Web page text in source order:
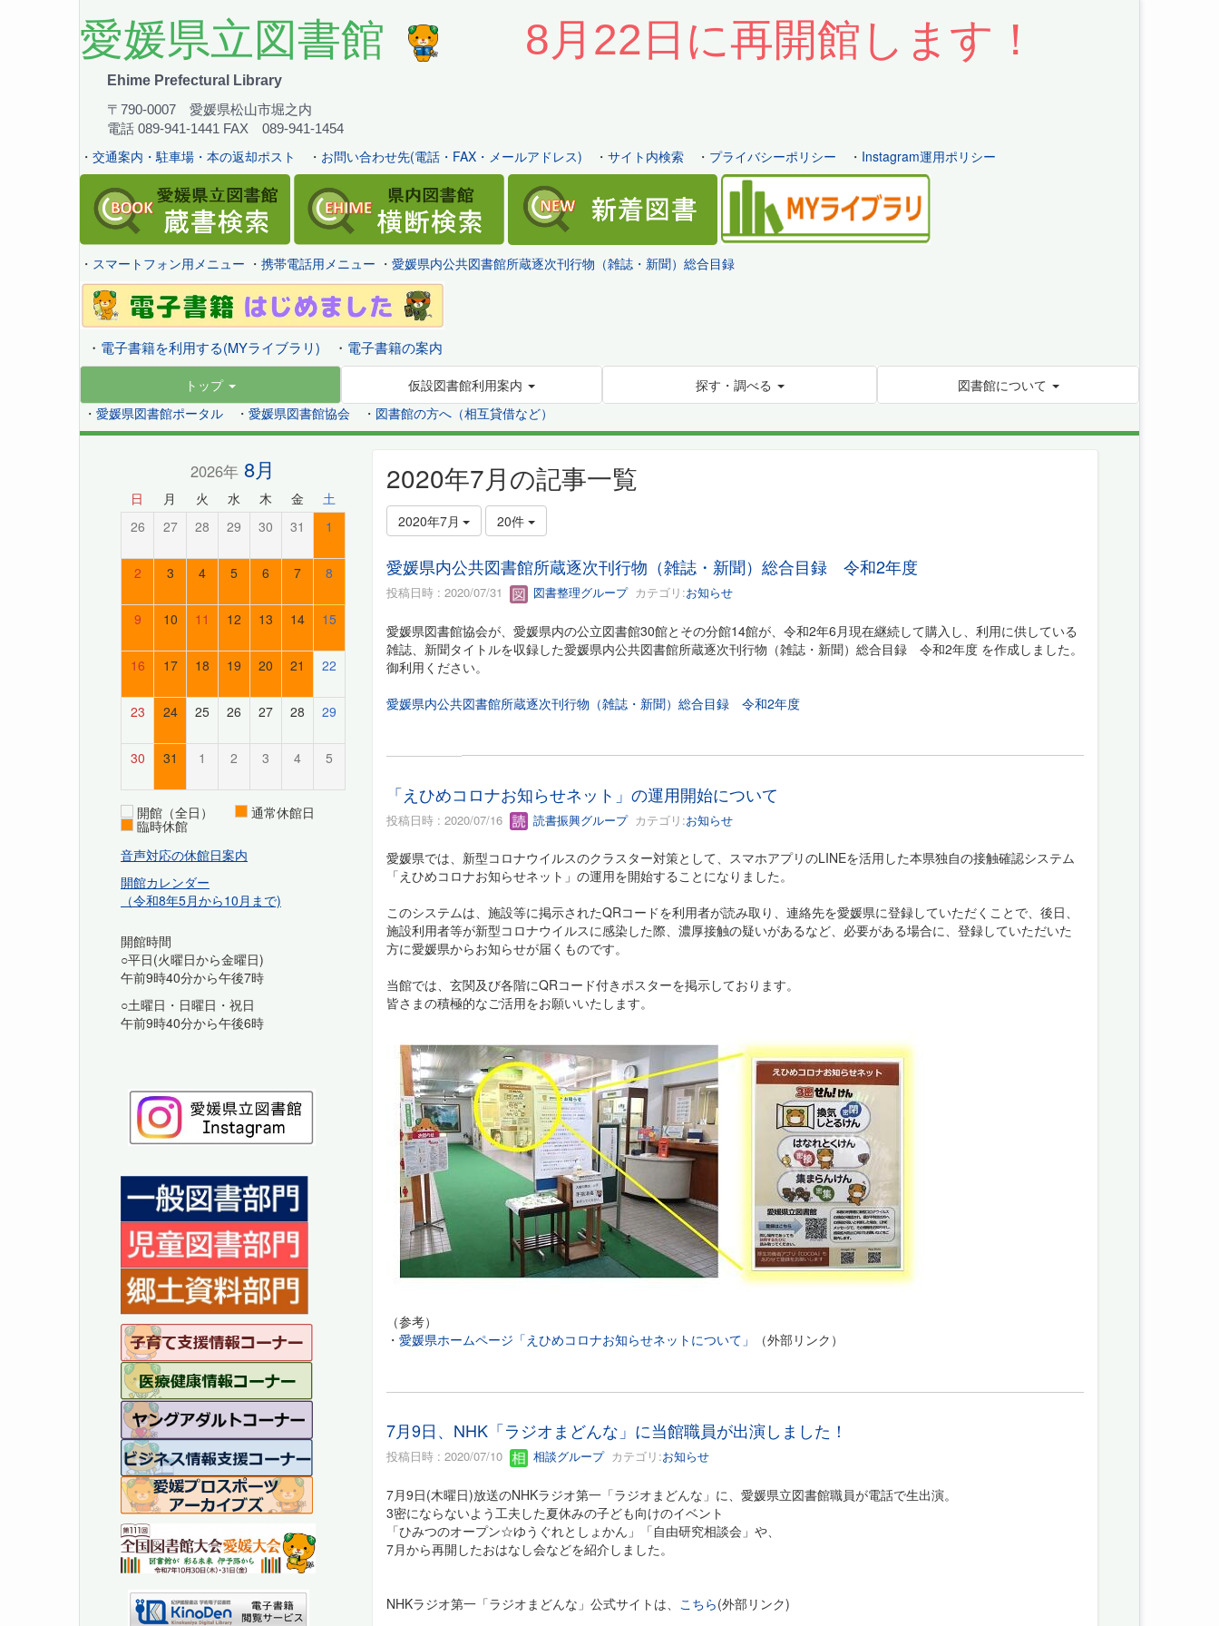
愛媛県立図書館 8月22日に再開館します！
Ehime Prefectural Library
〒790-0007 愛媛県松山市堀之内
電話 089-941-1441 FAX 089-941-1454
・ 交通案内・駐車場・本の返却ポスト ・ お問い合わせ先(電話・FAX・メールアドレス) ・ サイト内検索 ・ プライバシーポリシー ・ Instagram運用ポリシー
・ スマートフォン用メニュー ・ 携帯電話用メニュー ・ 愛媛県内公共図書館所蔵逐次刊行物（雑誌・新聞）総合目録
・ 電子書籍を利用する(MYライブラリ) ・ 電子書籍の案内
トップ 仮設図書館利用案内 探す・調べる
図書館について
・ 愛媛県図書館ポータル ・ 愛媛県図書館協会 ・ 図書館の方へ（相互貸借など）
2020年7月の記事一覧
2020年7月 20件
愛媛県内公共図書館所蔵逐次刊行物（雑誌・新聞）総合目録 令和2年度
投稿日時 : 2020/07/31 図書整理グループカテゴリ:お知らせ
愛媛県図書館協会が、愛媛県内の公立図書館30館とその分館14館が、令和2年6月現在継続して購入し、利用に供している
雑誌、新聞タイトルを収録した愛媛県内公共図書館所蔵逐次刊行物（雑誌・新聞）総合目録 令和2年度 を作成しました。
御利用ください。
愛媛県内公共図書館所蔵逐次刊行物（雑誌・新聞）総合目録 令和2年度
「えひめコロナお知らせネット」の運用開始について
投稿日時 : 2020/07/16 読書振興グループカテゴリ:お知らせ
愛媛県では、新型コロナウイルスのクラスター対策として、スマホアプリのLINEを活用した本県独自の接触確認システム
「えひめコロナお知らせネット」の運用を開始することになりました。
このシステムは、施設等に掲示されたQRコードを利用者が読み取り、連絡先を愛媛県に登録していただくことで、後日、
施設利用者等が新型コロナウイルスに感染した際、濃厚接触の疑いがあるなど、必要がある場合に、登録していただいた
方に愛媛県からお知らせが届くものです。
当館では、玄関及び各階にQRコード付きポスターを掲示しております。
皆さまの積極的なご活用をお願いいたします。
（参考）
・ 愛媛県ホームページ「えひめコロナお知らせネットについて」 （外部リンク）
7月9日、NHK「ラジオまどんな」に当館職員が出演しました！
投稿日時 : 2020/07/10 相談グループカテゴリ:お知らせ
7月9日(木曜日)放送のNHKラジオ第一「ラジオまどんな」に、愛媛県立図書館職員が電話で生出演。
3密にならないよう工夫した夏休みの子ども向けのイベント
「ひみつのオープン☆ゆうぐれとしょかん」「自由研究相談会」や、
7月から再開したおはなし会などを紹介しました。
NHKラジオ第一「ラジオまどんな」公式サイトは、 こちら(外部リンク)
2026年 8月
日 月 火 水 木 金 土
26 27 28 29 30 31 1
2 3 4 5 6 7 8
9 10 11 12 13 14 15
16 17 18 19 20 21 22
23 24 25 26 27 28 29
30 31 1 2 3 4 5
開館（全日） 通常休館日
臨時休館
音声対応の休館日案内
開館カレンダー
（令和8年5月から10月まで)
開館時間
○平日(火曜日から金曜日)
午前9時40分から午後7時
○土曜日・日曜日・祝日
午前9時40分から午後6時